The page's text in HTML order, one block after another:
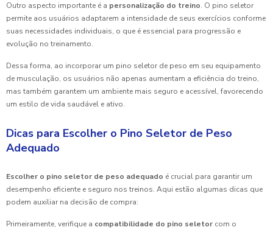
Outro aspecto importante é a personalização do treino. O pino seletor
permite aos usuários adaptarem a intensidade de seus exercícios conforme
suas necessidades individuais, o que é essencial para progressão e
evolução no treinamento.
Dessa forma, ao incorporar um pino seletor de peso em seu equipamento
de musculação, os usuários não apenas aumentam a eficiência do treino,
mas também garantem um ambiente mais seguro e acessível, favorecendo
um estilo de vida saudável e ativo.
Dicas para Escolher o Pino Seletor de Peso
Adequado
Escolher o pino seletor de peso adequado é crucial para garantir um
desempenho eficiente e seguro nos treinos. Aqui estão algumas dicas que
podem auxiliar na decisão de compra:
Primeiramente, verifique a compatibilidade do pino seletor com o